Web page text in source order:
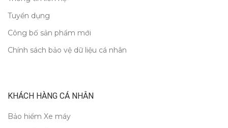
Tuyển dụng
Công bố sản phẩm mới
Chính sách bảo vệ dữ liệu cá nhân
KHÁCH HÀNG CÁ NHÂN
Bảo hiểm Xe máy